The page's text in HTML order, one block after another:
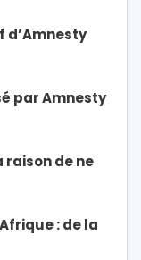
d’Amnesty
par Amnesty
raison de ne
: de la